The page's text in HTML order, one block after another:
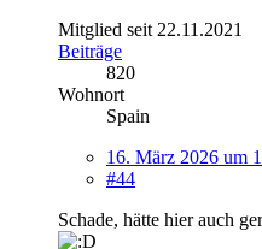
Mitglied seit 22.11.2021
Beiträge
820
Wohnort
Spain
16. März 2026 um
#44
Schade, hätte hier auch